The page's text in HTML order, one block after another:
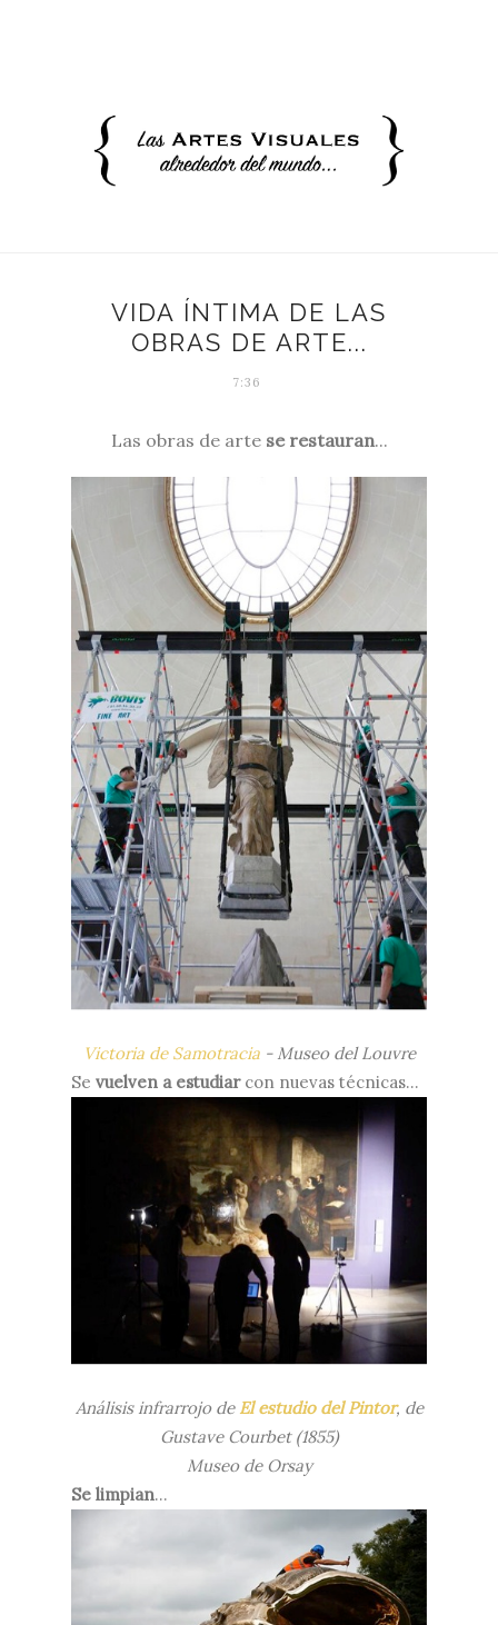
VIDA ÍNTIMA DE LAS
OBRAS DE ARTE...
7:36
Las obras de arte se restauran...
Victoria de Samotracia- Museo del Louvre
Se vuelven a estudiarcon nuevas técnicas...
Análisis infrarrojo de El estudio del Pintor, de
Gustave Courbet (1855)
Museo de Orsay
Se limpian…